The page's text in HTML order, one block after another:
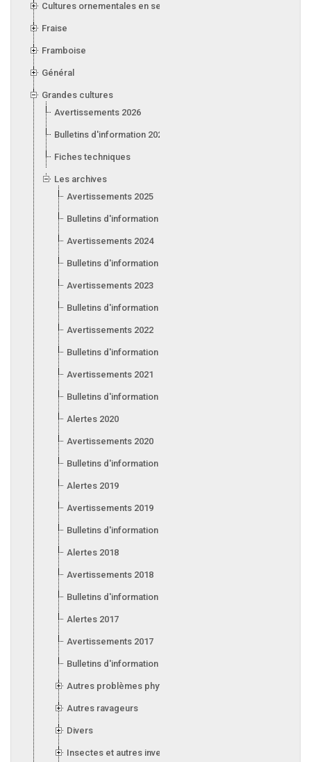
Cultures ornementales en serre
Fraise
Framboise
Général
Grandes cultures
Avertissements 2026
Bulletins d'information 2026
Fiches techniques
Les archives
Avertissements 2025
Bulletins d'information 2025
Avertissements 2024
Bulletins d'information 2024
Avertissements 2023
Bulletins d'information 2023
Avertissements 2022
Bulletins d'information 2022
Avertissements 2021
Bulletins d'information 2021
Alertes 2020
Avertissements 2020
Bulletins d'information 2020
Alertes 2019
Avertissements 2019
Bulletins d'information 2019
Alertes 2018
Avertissements 2018
Bulletins d'information 2018
Alertes 2017
Avertissements 2017
Bulletins d'information 2017
Autres problèmes phytosanitaires
Autres ravageurs
Divers
Insectes et autres invertébrés